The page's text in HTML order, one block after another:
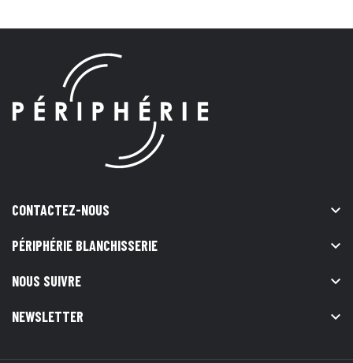
CONTACTEZ-NOUS 
PÉRIPHÉRIE BLANCHISSERIE 
NOUS SUIVRE 
NEWSLETTER 